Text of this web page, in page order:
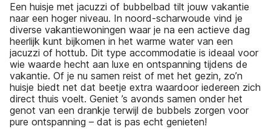
Een huisje met jacuzzi of bubbelbad tilt jouw vakantie
naar een hoger niveau. In noord-scharwoude vind je
diverse vakantiewoningen waar je na een actieve dag
heerlijk kunt bijkomen in het warme water van een
jacuzzi of hottub. Dit type accommodatie is ideaal voor
wie waarde hecht aan luxe en ontspanning tijdens de
vakantie. Of je nu samen reist of met het gezin, zo’n
huisje biedt net dat beetje extra waardoor iedereen zich
direct thuis voelt. Geniet ’s avonds samen onder het
genot van een drankje terwijl de bubbels zorgen voor
pure ontspanning – dat is pas echt genieten!